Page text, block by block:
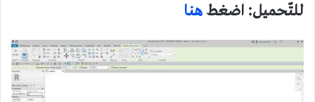
للتّحميل: اضغطهنا